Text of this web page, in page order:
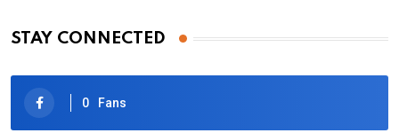
STAY CONNECTED
0 Fans